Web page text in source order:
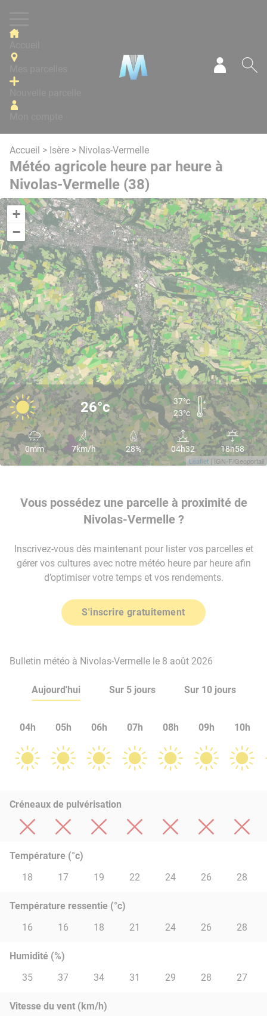
Accueil > Isère > Nivolas-Vermelle
Météo agricole heure par heure à
Nivolas-Vermelle (38)
+
−
Leaflet | IGN-F/Geoportail
26°c
37°c
23°c
0mm 7km/h 28% 04h32 18h58
Vous possédez une parcelle à proximité de
Nivolas-Vermelle ?
Inscrivez-vous dès maintenant pour lister vos parcelles et
gérer vos cultures avec notre météo heure par heure afin
d’optimiser votre temps et vos rendements.
S'inscrire gratuitement
Bulletin météo à Nivolas-Vermelle le 8 août 2026
Aujourd'hui Sur 5 jours Sur 10 jours
04h 05h 06h 07h 08h 09h 10h
Créneaux de pulvérisation
Température (°c)
18
17 19 22 24 26 28
Température ressentie (°c)
16
16 18 21 24 26 28
Humidité (%)
35
37 34 31 29 28 27
Vitesse du vent (km/h)